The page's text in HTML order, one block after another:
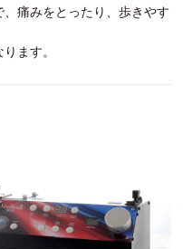
痛みをとったり、歩きやす
ます。